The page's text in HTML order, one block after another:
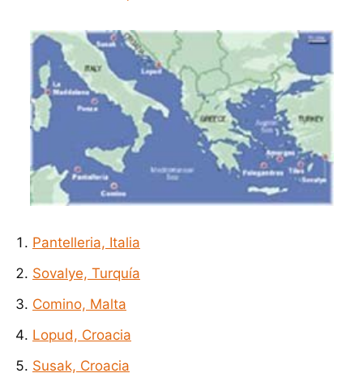
Pantelleria, Italia
Sovalye, Turquía
Comino, Malta
Lopud, Croacia
Susak, Croacia